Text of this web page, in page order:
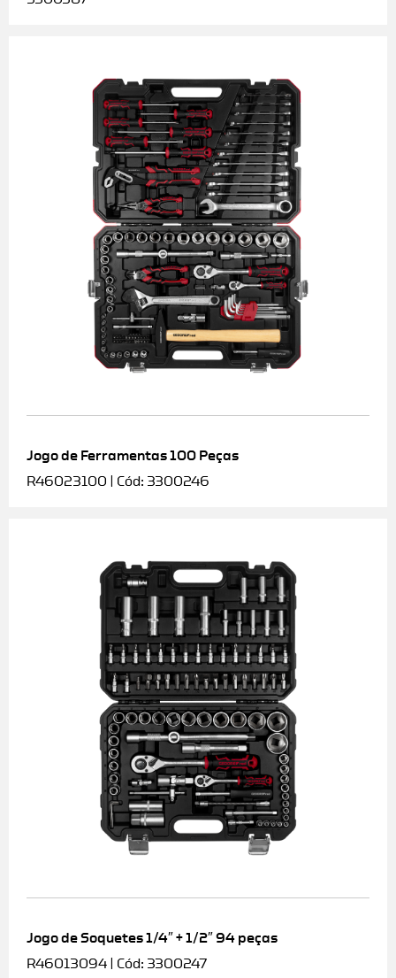
Jogo de Ferramentas 100 Peças
R46023100 | Cód: 3300246
Jogo de Soquetes 1/4″ + 1/2″ 94 peças
R46013094 | Cód: 3300247